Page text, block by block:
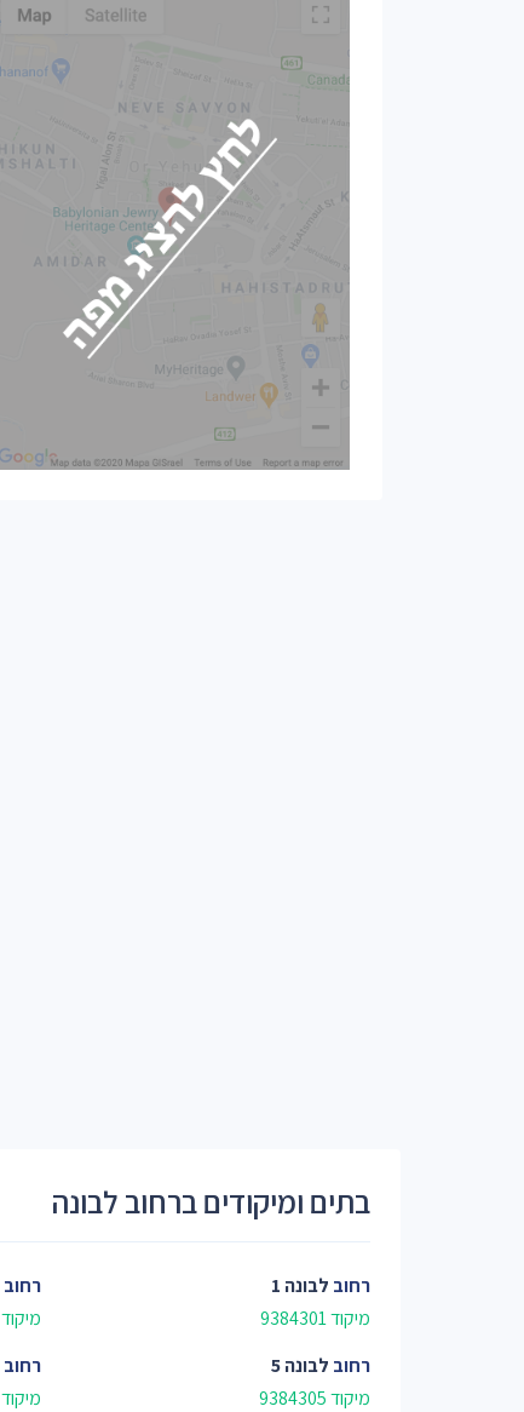
בתים ומיקודים ברחוב לבונה
רחוב לבונה 1
מיקוד 9384301
רחוב
מיקוד 9384302
רחוב לבונה 5
מיקוד 9384305
רחוב
מיקוד 9384306